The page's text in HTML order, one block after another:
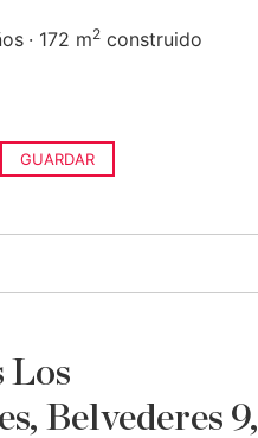
172 m2 construido
GUARDAR
Los
Belvederes 9,